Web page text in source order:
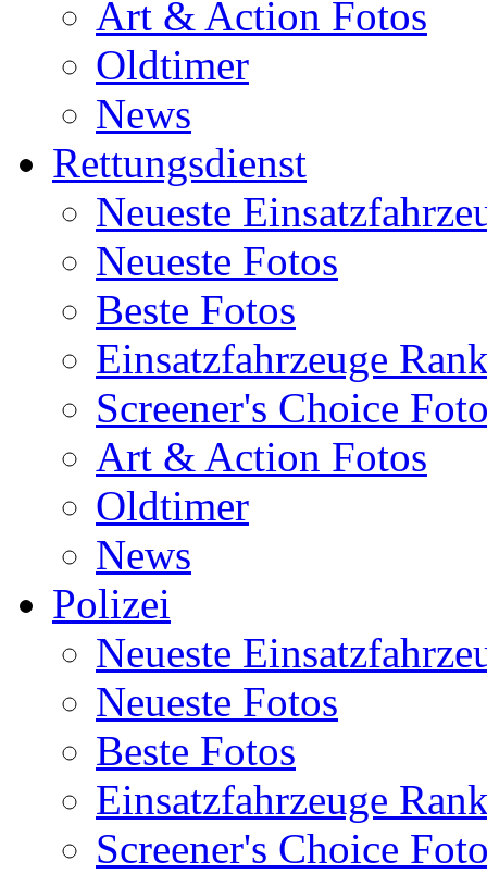
Art & Action Fotos
Oldtimer
News
Rettungsdienst
Neueste
Neueste Fotos
Beste Fotos
Einsatzfahrzeuge
Screener's Choice
Art & Action Fotos
Oldtimer
News
Polizei
Neueste
Neueste Fotos
Beste Fotos
Einsatzfahrzeuge
Screener's Choice